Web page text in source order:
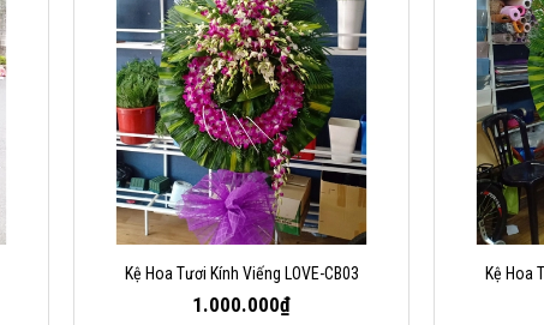
Kệ Hoa Tươi Kính Viếng LOVE-CB03
1.000.000₫
Kệ Hoa